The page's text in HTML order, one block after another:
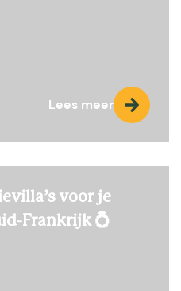
Lees meer
voor je
Frankrijk 💍